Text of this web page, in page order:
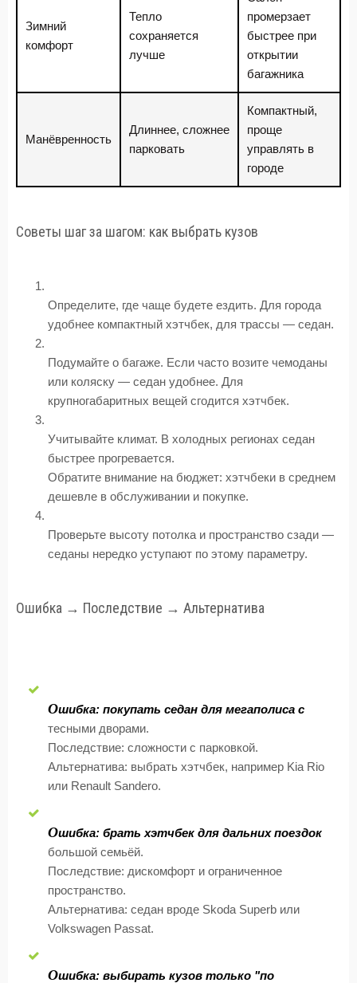
Зимний
комфорт
Тепло
сохраняется
лучше
промерзает
быстрее при
открытии
багажника
Манёвренность
Длиннее, сложнее
парковать
Компактный,
проще
управлять в
городе
Советы шаг за шагом: как выбрать кузов
Определите, где чаще будете ездить. Для города
удобнее компактный хэтчбек, для трассы — седан.
Подумайте о багаже. Если часто возите чемоданы
или коляску — седан удобнее. Для
крупногабаритных вещей сгодится хэтчбек.
Учитывайте климат. В холодных регионах седан
быстрее прогревается.
Обратите внимание на бюджет: хэтчбеки в среднем
дешевле в обслуживании и покупке.
Проверьте высоту потолка и пространство сзади —
седаны нередко уступают по этому параметру.
Ошибка → Последствие → Альтернатива
Ошибка: покупать седан для мегаполиса с
тесными дворами.
Последствие: сложности с парковкой.
Альтернатива: выбрать хэтчбек, например Kia Rio
или Renault Sandero.
Ошибка: брать хэтчбек для дальних поездок
большой семьёй.
Последствие: дискомфорт и ограниченное
пространство.
Альтернатива: седан вроде Skoda Superb или
Volkswagen Passat.
Ошибка: выбирать кузов только "по